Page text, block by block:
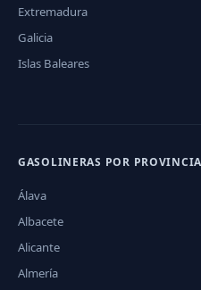
Extremadura
Galicia
Islas Baleares
GASOLINERAS POR PROVINCIA
Álava
Albacete
Alicante
Almería